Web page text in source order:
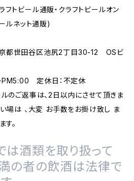
ビール通販・クラフトビールオン
ルネット通販)
都世田谷区池尻2丁目30-12 OSビ
PM5:00 定休日：不定休
のご返事は、2日以内にさせて頂きま
場は 、大変 お手数をお掛け致し ま
す。
は酒類を取り扱って
の者の飲酒は法律で